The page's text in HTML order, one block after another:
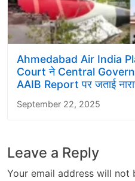
Ahmedabad Air India
Court ने Central
AAIB Report पर जताई
September 22, 2025
Leave a Reply
Your email address will not